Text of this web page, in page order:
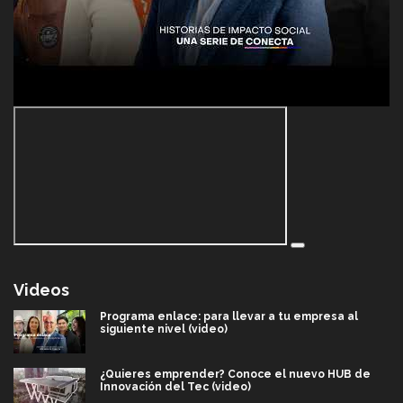
Videos
Programa enlace: para llevar a tu empresa al
siguiente nivel (video)
¿Quieres emprender? Conoce el nuevo HUB de
Innovación del Tec (video)